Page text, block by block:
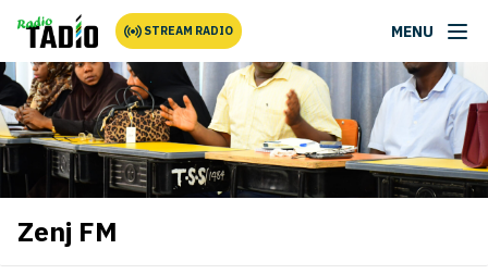
STREAM RADIO MENU
Zenj FM